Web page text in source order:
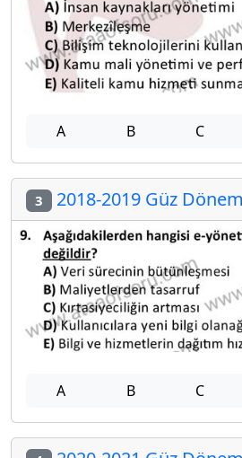
A B C
3 2018-2019 Güz
A B C